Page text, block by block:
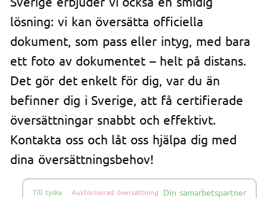
lösning: vi kan översätta officiella
dokument, som pass eller intyg, med bara
ett foto av dokumentet – helt på distans.
Det gör det enkelt för dig, var du än
befinner dig i Sverige, att få certifierade
översättningar snabbt och effektivt.
Kontakta oss och låt oss hjälpa dig med
dina översättningsbehov!
Till tyska Auktoriserad översättning Din samarbetspartner